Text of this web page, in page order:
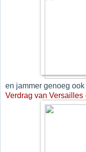
en jammer genoeg
Verdrag van Versailles